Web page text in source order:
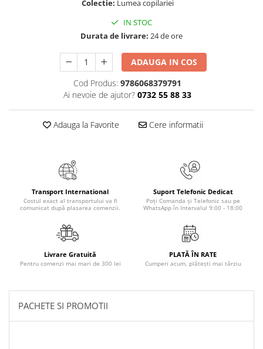
Ma pregatesc pentru scoala
Manuale - Carte Scolara
Clasa a IV-a
Clasa a VIII-a
Clasa I
Clasa pregatitoare
Limbi Straine
Realitatea Augmentata
Religie pentru copii
Colectie: Lumea copilariei
IN STOC
Durata de livrare: 24 de ore
ADAUGA IN COS
Cod Produs: 9786068379791
Ai nevoie de ajutor? 0732 55 88 33
Adauga la Favorite Cere informatii
Transport International
Costul exact al transportului va fi
comunicat după plasarea comenzii.
Suport Telefonic Dedicat
Poți Comanda și Telefonic sau pe
WhatsApp în Intervalul 9:00 - 18:00
Livrare Gratuită
Pentru comenzi mai mari de 300 lei
PLATĂ ÎN RATE
Cumperi acum, plătești mai târziu
PACHETE SI PROMOTII